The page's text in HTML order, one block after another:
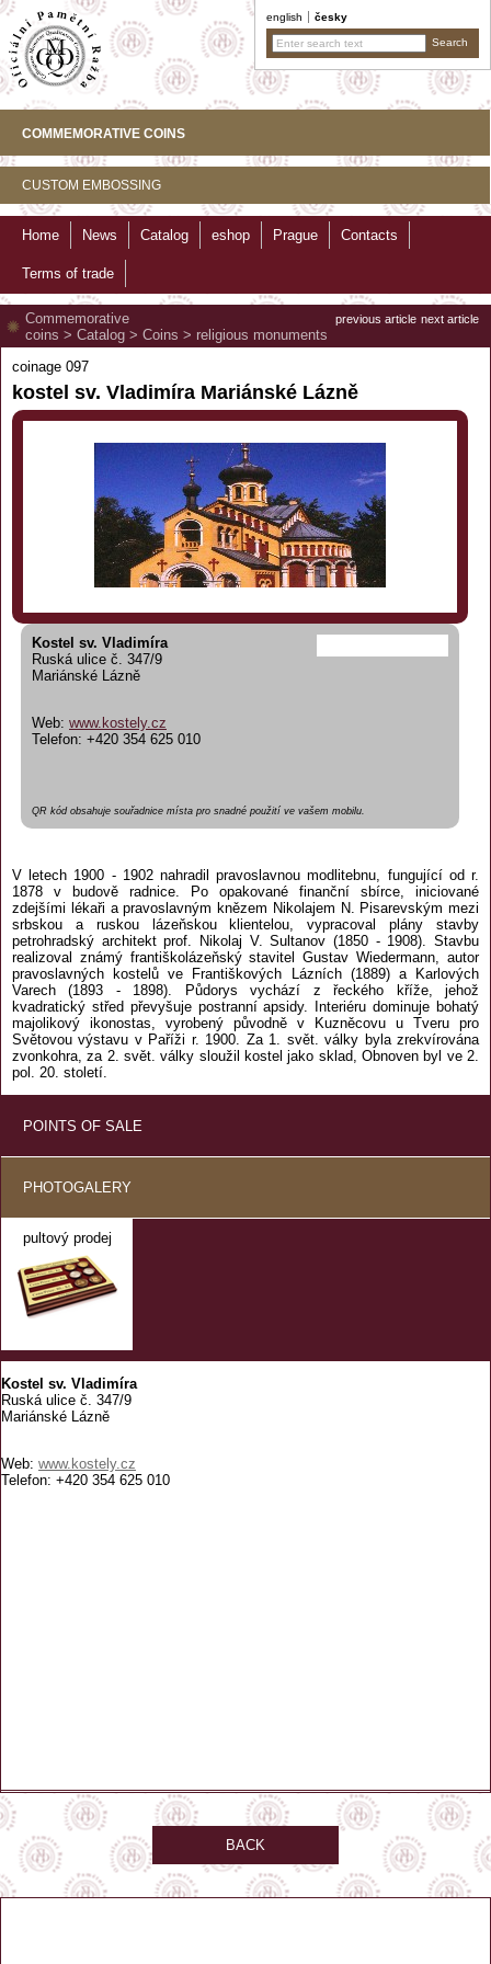
english česky
COMMEMORATIVE COINS
CUSTOM EMBOSSING
Home News Catalog eshop Prague Contacts
Terms of trade
previous article next article
Commemorative
coins > Catalog > Coins > religious monuments
coinage 097
kostel sv. Vladimíra Mariánské Lázně
Kostel sv. Vladimíra
Ruská ulice č. 347/9
Mariánské Lázně
Web: www.kostely.cz
Telefon: +420 354 625 010
QR kód obsahuje souřadnice místa pro snadné použití ve vašem mobilu.
V letech 1900 - 1902 nahradil pravoslavnou modlitebnu, fungující od r.
1878 v budově radnice. Po opakované finanční sbírce, iniciované
zdejšími lékaři a pravoslavným knězem Nikolajem N. Pisarevským mezi
srbskou a ruskou lázeňskou klientelou, vypracoval plány stavby
petrohradský architekt prof. Nikolaj V. Sultanov (1850 - 1908). Stavbu
realizoval známý františkolázeňský stavitel Gustav Wiedermann, autor
pravoslavných kostelů ve Františkových Lázních (1889) a Karlových
Varech (1893 - 1898). Půdorys vychází z řeckého kříže, jehož
kvadratický střed převyšuje postranní apsidy. Interiéru dominuje bohatý
majolikový ikonostas, vyrobený původně v Kuzněcovu u Tveru pro
Světovou výstavu v Paříži r. 1900. Za 1. svět. války byla zrekvírována
zvonkohra, za 2. svět. války sloužil kostel jako sklad, Obnoven byl ve 2.
pol. 20. století.
POINTS OF SALE
PHOTOGALERY
pultový prodej
Kostel sv. Vladimíra
Ruská ulice č. 347/9
Mariánské Lázně
Web: www.kostely.cz
Telefon: +420 354 625 010
BACK